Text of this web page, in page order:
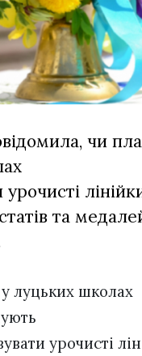
2026
чи
та
у луцьких школах
урочисті